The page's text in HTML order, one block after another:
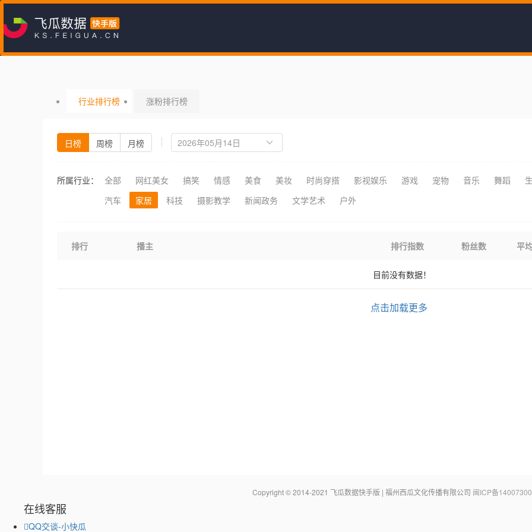
行业排行榜 涨粉排行榜
日榜 周榜 月榜
所属行业： 全部 网红美女 搞笑 情感 美食 美妆 时尚穿搭 影视娱乐 游戏 宠物 音乐 舞蹈
汽车
家居 科技 摄影教学 新闻政务 文学艺术 户外
排行 播主 排行指数 粉丝数 平
目前没有数据！
点击加载更多
Copyright © 2014-2021 飞瓜数据快手版 | 福州西瓜文化传播有限公司 闽ICP备
在线客服
QQ交谈-小快瓜